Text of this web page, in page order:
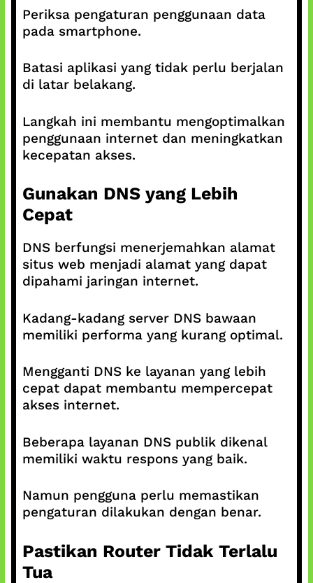
Periksa pengaturan penggunaan data
pada smartphone.
Batasi aplikasi yang tidak perlu berjalan
di latar belakang.
Langkah ini membantu mengoptimalkan
penggunaan internet dan meningkatkan
kecepatan akses.
Gunakan DNS yang Lebih
Cepat
DNS berfungsi menerjemahkan alamat
situs web menjadi alamat yang dapat
dipahami jaringan internet.
Kadang-kadang server DNS bawaan
memiliki performa yang kurang optimal.
Mengganti DNS ke layanan yang lebih
cepat dapat membantu mempercepat
akses internet.
Beberapa layanan DNS publik dikenal
memiliki waktu respons yang baik.
Namun pengguna perlu memastikan
pengaturan dilakukan dengan benar.
Pastikan Router Tidak Terlalu
Tua